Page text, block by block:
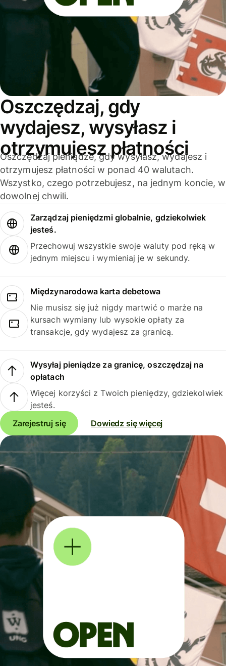
Oszczędzaj, gdy
wydajesz, wysyłasz i
otrzymujesz płatności
Oszczędzaj pieniądze, gdy wysyłasz, wydajesz i
otrzymujesz płatności w ponad 40 walutach.
Wszystko, czego potrzebujesz, na jednym koncie, w
dowolnej chwili.
Zarządzaj pieniędzmi globalnie, gdziekolwiek
jesteś.
Przechowuj wszystkie swoje waluty pod ręką w
jednym miejscu i wymieniaj je w sekundy.
Międzynarodowa karta debetowa
Nie musisz się już nigdy martwić o marże na
kursach wymiany lub wysokie opłaty za
transakcje, gdy wydajesz za granicą.
Wysyłaj pieniądze za granicę, oszczędzaj na
opłatach
Więcej korzyści z Twoich pieniędzy, gdziekolwiek
jesteś.
Zarejestruj się
Dowiedz się więcej